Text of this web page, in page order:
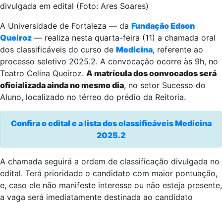
divulgada em edital (Foto: Ares Soares)
A Universidade de Fortaleza — da Fundação Edson
Queiroz — realiza nesta quarta-feira (11) a chamada oral
dos classificáveis do curso de Medicina, referente ao
processo seletivo 2025.2. A convocação ocorre às 9h, no
Teatro Celina Queiroz. A matrícula dos convocados será
oficializada ainda no mesmo dia, no setor Sucesso do
Aluno, localizado no térreo do prédio da Reitoria.
Confira o edital e a lista dos classificáveis Medicina
2025.2
A chamada seguirá a ordem de classificação divulgada no
edital. Terá prioridade o candidato com maior pontuação,
e, caso ele não manifeste interesse ou não esteja presente,
a vaga será imediatamente destinada ao candidato